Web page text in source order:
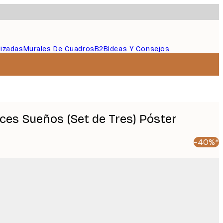
Murales De CuadrosB2BIdeas Y Consejos
Sueños (Set de Tres) Póster
-40%*